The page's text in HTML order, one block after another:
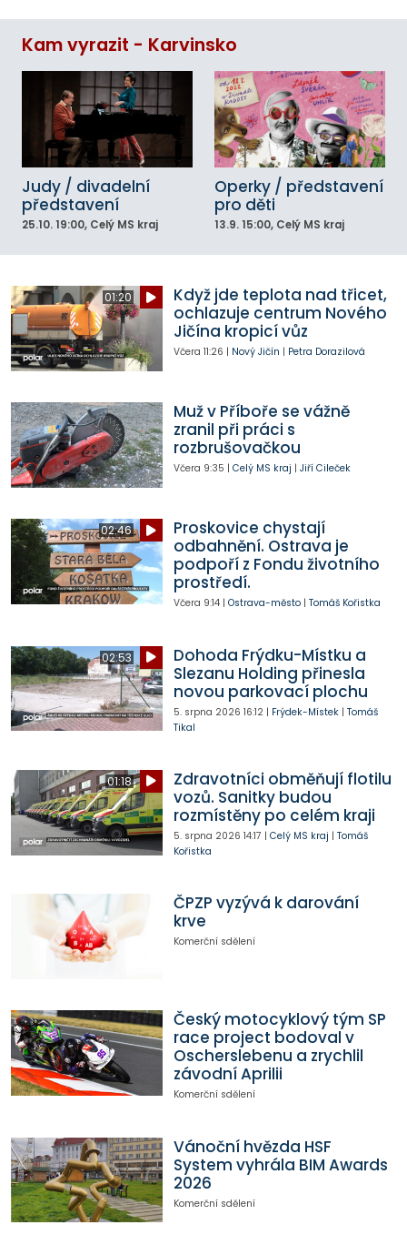
Kam vyrazit - Karvinsko
Judy / divadelní
představení
25.10. 19:00, Celý MS kraj
Operky / představení
pro děti
13.9. 15:00, Celý MS kraj
01:20
Když jde teplota nad třicet,
ochlazuje centrum Nového
Jičína kropicí vůz
Včera 11:26 | Nový Jičín | Petra Dorazilová
Muž v Příboře se vážně
zranil při práci s
rozbrušovačkou
Včera 9:35 | Celý MS kraj | Jiří Cileček
02:46
Proskovice chystají
odbahnění. Ostrava je
podpoří z Fondu životního
prostředí.
Včera 9:14| Ostrava-město| Tomáš Kořistka
02:53
Dohoda Frýdku-Místku a
Slezanu Holding přinesla
novou parkovací plochu
5. srpna 2026 16:12| Frýdek-Místek| Tomáš
Tikal
01:18
Zdravotníci obměňují flotilu
vozů. Sanitky budou
rozmístěny po celém kraji
5. srpna 2026 14:17 | Celý MS kraj | Tomáš
Kořistka
ČPZP vyzývá k darování
krve
Komerční sdělení
Český motocyklový tým SP
race project bodoval v
Oscherslebenu a zrychlil
závodní Aprilii
Komerční sdělení
Vánoční hvězda HSF
System vyhrála BIM Awards
2026
Komerční sdělení